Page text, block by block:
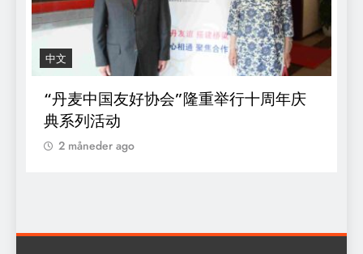
中文
“丹麦中国友好协会”隆重举行十周年庆
典系列活动
2 måneder ago